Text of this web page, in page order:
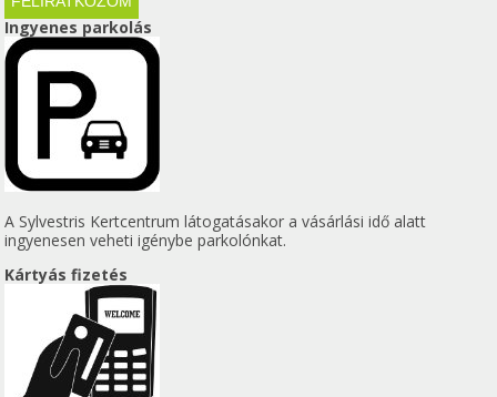
Ingyenes parkolás
A Sylvestris Kertcentrum látogatásakor a vásárlási idő alatt
ingyenesen veheti igénybe parkolónkat.
Kártyás fizetés